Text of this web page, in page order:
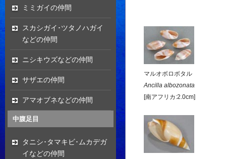
マルオボロボタル
Ancilla albozonata
[南アフリカ:2.0cm]
ミミガイの仲間
スカシガイ･ツタノハガイ
などの仲間
ニシキウズなどの仲間
サザエの仲間
アマオブネなどの仲間
中腹足目
タニシ･タマキビ･ムカデガ
イなどの仲間